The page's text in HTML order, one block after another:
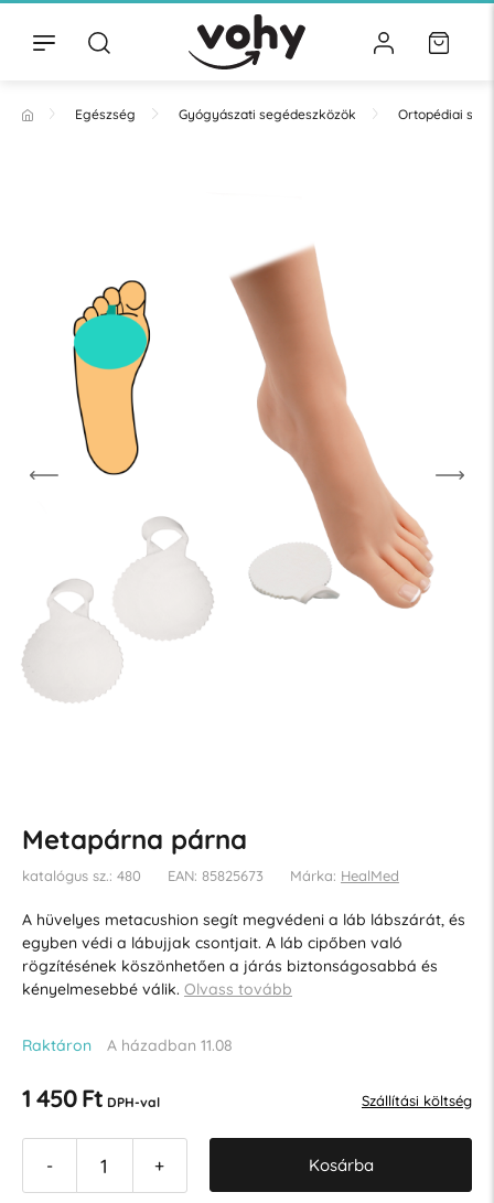
Egészség Gyógyászati segédeszközök Ortopédiai
Metapárna párna
katalógus sz.: 480 EAN: 85825673 Márka: HealMed
A hüvelyes metacushion segít megvédeni a láb lábszárát, és
egyben védi a lábujjak csontjait. A láb cipőben való
rögzítésének köszönhetően a járás biztonságosabbá és
kényelmesebbé válik. Olvass tovább
Raktáron A házadban 11.08
1 450 Ft DPH-val Szállítási költség
- + Kosárba